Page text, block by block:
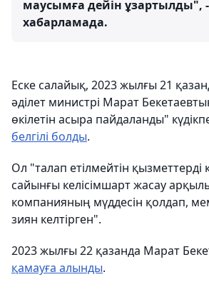
маусымға дейін ұзартылды", -
хабарламада.
Еске салайық, 2023 жылғы 21
әділет министрі Марат
өкілетін асыра пайдаланды"
белгілі болды.
Ол "талап етілмейтін қызметтерді
сайынғы келісімшарт жасау
компанияның мүддесін қолдап,
зиян келтірген".
2023 жылғы 22 қазанда Марат
қамауға алынды.